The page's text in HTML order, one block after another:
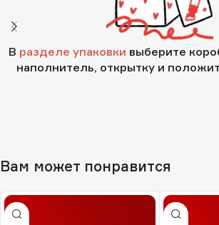
В разделе упаковки выберите
наполнитель, открытку и
Вам может понравится